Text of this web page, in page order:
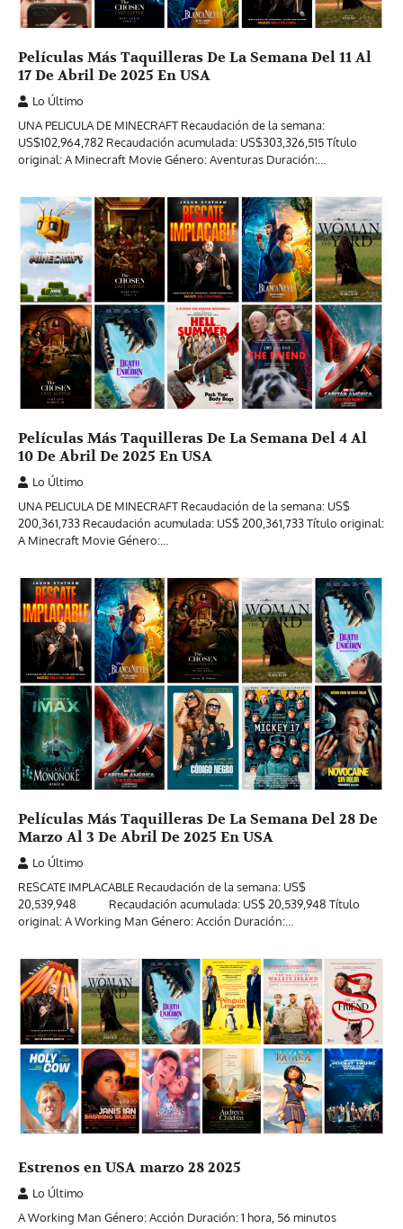
Películas Más Taquilleras De La Semana Del 11 Al
17 De Abril De 2025 En USA
Lo Último
UNA PELICULA DE MINECRAFT Recaudación de la semana:
US$102,964,782 Recaudación acumulada: US$303,326,515 Título
original: A Minecraft Movie Género: Aventuras Duración:…
Películas Más Taquilleras De La Semana Del 4 Al
10 De Abril De 2025 En USA
Lo Último
UNA PELICULA DE MINECRAFT Recaudación de la semana: US$
200,361,733 Recaudación acumulada: US$ 200,361,733 Título original:
A Minecraft Movie Género:…
Películas Más Taquilleras De La Semana Del 28 De
Marzo Al 3 De Abril De 2025 En USA
Lo Último
RESCATE IMPLACABLE Recaudación de la semana: US$
20,539,948 Recaudación acumulada: US$ 20,539,948 Título
original: A Working Man Género: Acción Duración:…
Estrenos en USA marzo 28 2025
Lo Último
A Working Man Género: Acción Duración: 1 hora, 56 minutos